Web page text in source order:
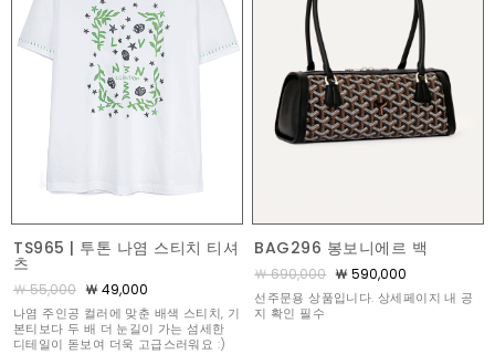
TS965 | 투톤 나염 스티치 티셔
츠
￦ 55,000 ￦ 49,000
나염 주인공 컬러에 맞춘 배색 스티치, 기
본티보다 두 배 더 눈길이 가는 섬세한
디테일이 돋보여 더욱 고급스러워요 :)
BAG296 봉보니에르 백
￦ 690,000 ￦ 590,000
선주문용 상품입니다. 상세페이지 내 공
지 확인 필수